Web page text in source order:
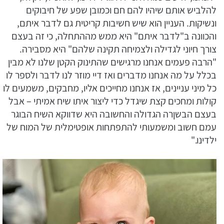
להלביש אותם שיהיו להם חם וכמובן שפע של חיבוקים
ונשיקות. העניין הוא שיש חשיבות קריטית גם לדבר איתם,
והכוונה ב"לדבר איתם" היא ממש מההתחלה, כי זה בעצם
צורך חיוני לגדילה ולצמיחה תקינה שלהם" היא מסבירה.
"הרבה פעמים אנחנו מרגישים שהתינוק הקטן שלנו לא מבין
בכלל על מה אנחנו מדברים ואז דיי מוזר לנו לדבר ולספר לו
כל מיני עניינים, אז אנחנו מחייכים אליו, מחבקים, משמעים לו
קולות ומחכים קצת שיגדל כדי ליצור איתו שיח אמיתי – אבל
בעצם הבשןרה הגדולה והחשובה היא שדווקא השיח הבוגר
עמם חשוב ומשמעותי להתפתחות אופטימלית של המוח של
ילדינו."